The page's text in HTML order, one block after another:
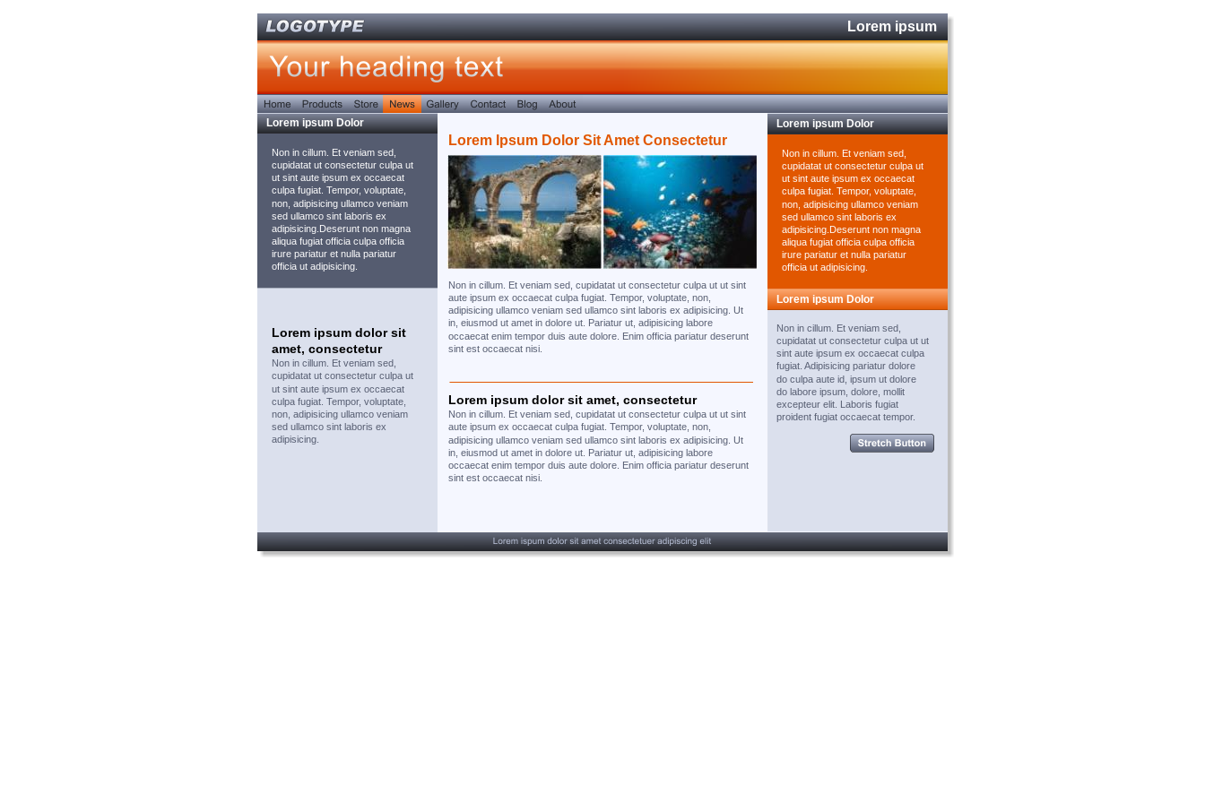
Non in cillum. Et veniam sed, cupidatat ut consectetur culpa ut ut sint
aute ipsum ex occaecat culpa fugiat. Tempor, voluptate, non,
adipisicing ullamco veniam sed ullamco sint laboris ex adipisicing. Ut
in, eiusmod ut amet in dolore ut. Pariatur ut, adipisicing labore
occaecat enim tempor duis aute dolore. Enim officia pariatur deserunt
sint est occaecat nisi.
Lorem ipsum dolor sit amet, consectetur
Non in cillum. Et veniam sed, cupidatat ut consectetur culpa ut ut sint
aute ipsum ex occaecat culpa fugiat. Tempor, voluptate, non,
adipisicing ullamco veniam sed ullamco sint laboris ex adipisicing. Ut
in, eiusmod ut amet in dolore ut. Pariatur ut, adipisicing labore
occaecat enim tempor duis aute dolore. Enim officia pariatur deserunt
sint est occaecat nisi.
Lorem ipsum dolor sit
amet, consectetur
Non in cillum. Et veniam sed,
cupidatat ut consectetur culpa ut
ut sint aute ipsum ex occaecat
culpa fugiat. Tempor, voluptate,
non, adipisicing ullamco veniam
sed ullamco sint laboris ex
adipisicing.
Lorem ipsum Dolor
Non in cillum. Et veniam sed,
cupidatat ut consectetur culpa ut ut
sint aute ipsum ex occaecat culpa
fugiat. Adipisicing pariatur dolore
do culpa aute id, ipsum ut dolore
do labore ipsum, dolore, mollit
excepteur elit. Laboris fugiat
proident fugiat occaecat tempor.
Non in cillum. Et veniam sed,
cupidatat ut consectetur culpa ut
ut sint aute ipsum ex occaecat
culpa fugiat. Tempor, voluptate,
non, adipisicing ullamco veniam
sed ullamco sint laboris ex
adipisicing.Deserunt non magna
aliqua fugiat officia culpa officia
irure pariatur et nulla pariatur
officia ut adipisicing.
Lorem ipsum Dolor
Non in cillum. Et veniam sed,
cupidatat ut consectetur culpa ut
ut sint aute ipsum ex occaecat
culpa fugiat. Tempor, voluptate,
non, adipisicing ullamco veniam
sed ullamco sint laboris ex
adipisicing.Deserunt non magna
aliqua fugiat officia culpa officia
irure pariatur et nulla pariatur
officia ut adipisicing.
Lorem ipsum Dolor
Lorem Ipsum Dolor Sit Amet Consectetur
Lorem ipsum